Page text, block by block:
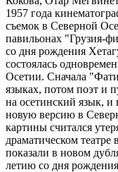
1957 года
съемок в Северной
павильонах "Грузия-
со дня рождения
состоялась
Осетии. Сначала
языках, потом поэт и
на осетинский язык, и
новую версию в
картины считался
драматическом
показали в новом
летию со дня